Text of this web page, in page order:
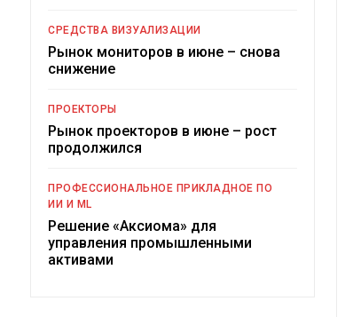
СРЕДСТВА ВИЗУАЛИЗАЦИИ
Рынок мониторов в июне – снова
снижение
ПРОЕКТОРЫ
Рынок проекторов в июне – рост
продолжился
ПРОФЕССИОНАЛЬНОЕ ПРИКЛАДНОЕ ПО
ИИ И ML
Решение «Аксиома» для
управления промышленными
активами